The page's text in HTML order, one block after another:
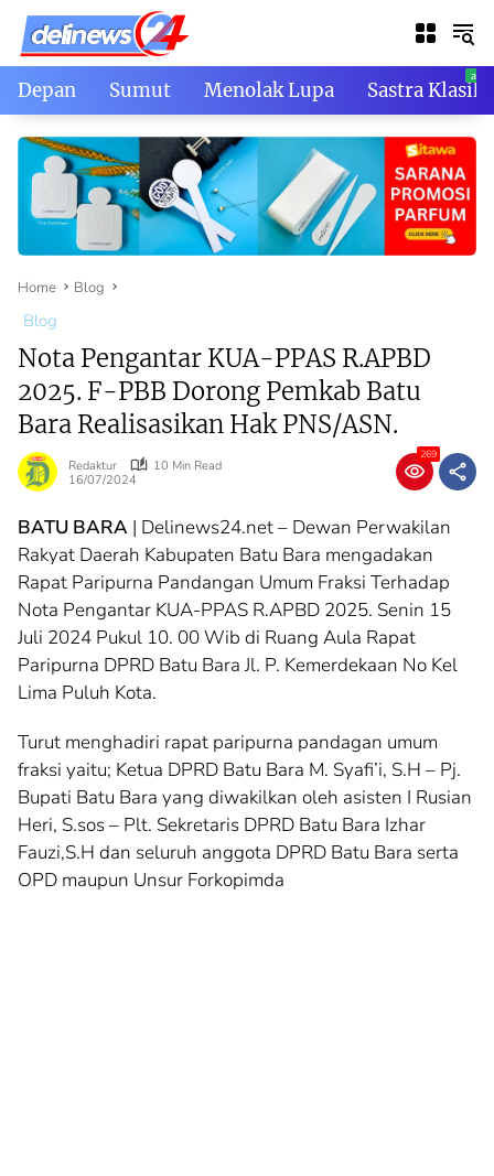
Skip
content
Depan Sumut Menolak Lupa Sastra Klasik
Home Blog
Blog
Nota Pengantar KUA-PPAS R.APBD
2025. F-PBB Dorong Pemkab Batu
Bara Realisasikan Hak PNS/ASN.
Redaktur
10 Min Read
16/07/2024
269
BATU BARA | Delinews24.net – Dewan Perwakilan
Rakyat Daerah Kabupaten Batu Bara mengadakan
Rapat Paripurna Pandangan Umum Fraksi Terhadap
Nota Pengantar KUA-PPAS R.APBD 2025. Senin 15
Juli 2024 Pukul 10. 00 Wib di Ruang Aula Rapat
Paripurna DPRD Batu Bara Jl. P. Kemerdekaan No Kel
Lima Puluh Kota.
Turut menghadiri rapat paripurna pandagan umum
fraksi yaitu; Ketua DPRD Batu Bara M. Syafi’i, S.H – Pj.
Bupati Batu Bara yang diwakilkan oleh asisten I Rusian
Heri, S.sos – Plt. Sekretaris DPRD Batu Bara Izhar
Fauzi,S.H dan seluruh anggota DPRD Batu Bara serta
OPD maupun Unsur Forkopimda